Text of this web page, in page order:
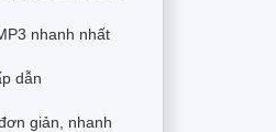
nhanh nhất
dẫn
giản, nhanh